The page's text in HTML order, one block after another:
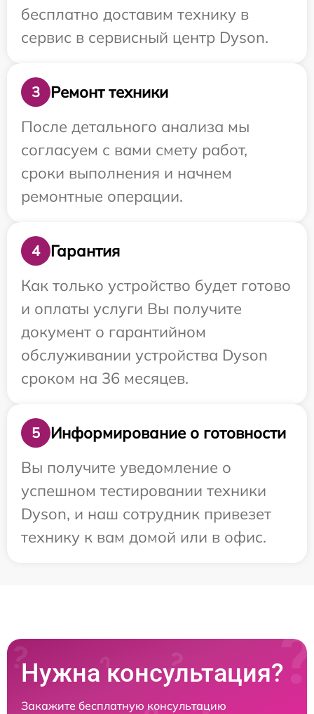
бесплатно доставим технику в
сервис в сервисный центр Dyson.
3
Ремонт техники
После детального анализа мы
согласуем с вами смету работ,
сроки выполнения и начнем
ремонтные операции.
4
Гарантия
Как только устройство будет готово
и оплаты услуги Вы получите
документ о гарантийном
обслуживании устройства Dyson
сроком на 36 месяцев.
5
Информирование о готовности
Вы получите уведомление о
успешном тестировании техники
Dyson, и наш сотрудник привезет
технику к вам домой или в офис.
Нужна консультация?
Закажите бесплатную консультацию